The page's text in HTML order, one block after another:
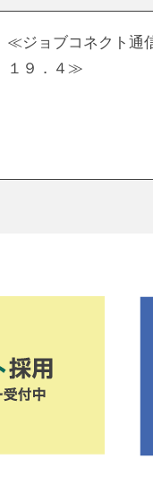
≪ジョブコネクト通
１９．４≫